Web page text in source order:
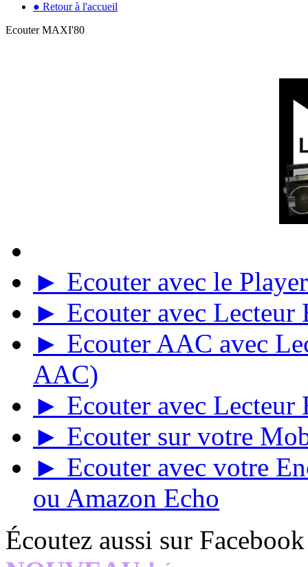
● Retour à l'accueil
Ecouter MAXI'80
► Ecouter avec le
► Ecouter avec Lecteur
► Ecouter AAC avec
AAC)
► Ecouter avec Lecteur
► Ecouter sur votre
► Ecouter avec votre
ou Amazon Echo
Écoutez aussi sur